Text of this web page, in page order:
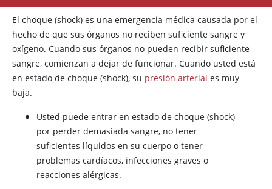
El choque (shock) es una emergencia médica causada por el
hecho de que sus órganos no reciben suficiente sangre y
oxígeno. Cuando sus órganos no pueden recibir suficiente
sangre, comienzan a dejar de funcionar. Cuando usted está
en estado de choque (shock), su presión arterial es muy
baja.
Usted puede entrar en estado de choque (shock)
por perder demasiada sangre, no tener
suficientes líquidos en su cuerpo o tener
problemas cardíacos, infecciones graves o
reacciones alérgicas.